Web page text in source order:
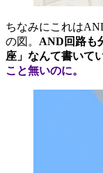
ちなみにこれは
の図。 AND回路も
座」なんて書いて
こと無いのに。